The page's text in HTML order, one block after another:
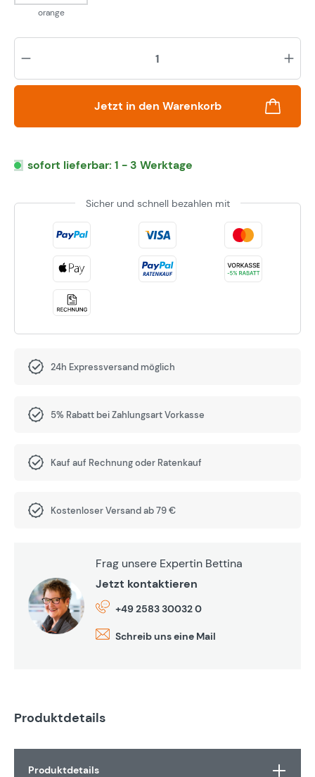
orange
Jetzt in den Warenkorb
sofort lieferbar: 1 - 3 Werktage
Sicher und schnell bezahlen mit
24h Expressversand möglich
5% Rabatt bei Zahlungsart Vorkasse
Kauf auf Rechnung oder Ratenkauf
Kostenloser Versand ab 79 €
Frag unsere Expertin Bettina
Jetzt kontaktieren
+49 2583 30032 0
Schreib uns eine Mail
Produktdetails
Produktdetails